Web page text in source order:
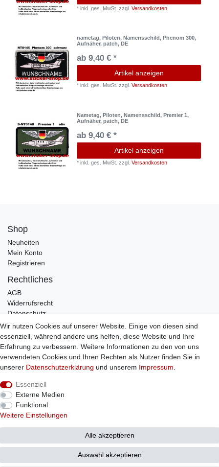
*inkl. ges. MwSt. zzgl.Versandkosten
nametag, Piloten, Namensschild, Phenom 300,
Aufnäher, patch, DE
ab 9,40 € *
Artikel anzeigen
*inkl. ges. MwSt. zzgl.Versandkosten
Nametag, Piloten, Namensschild, Premier 1,
Aufnäher, patch, DE
ab 9,40 € *
Artikel anzeigen
*inkl. ges. MwSt. zzgl.Versandkosten
Shop
Neuheiten
Mein Konto
Registrieren
Rechtliches
AGB
Widerrufsrecht
Datenschutz
Impressum
Infos
Zahlung / Versand
Individuelle Anfertigung
Bestellung widerrufen
Wir nutzen Cookies auf unserer Website. Einige von diesen sind
essenziell, während andere uns helfen, diese Website und Ihre
Erfahrung zu verbessern. Weitere Informationen zu den von uns
verwendeten Cookies und Ihren Rechten als Nutzer finden Sie in
unserer Daten­schutz­erklärung und unserem Impressum
Essenziell
Externe Medien
Funktional
Weitere Einstellungen
Alle akzeptieren
Auswahl akzeptieren
© Copyright 2026 Sticker Shop Strerath